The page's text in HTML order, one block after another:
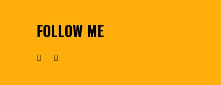
FOLLOW ME